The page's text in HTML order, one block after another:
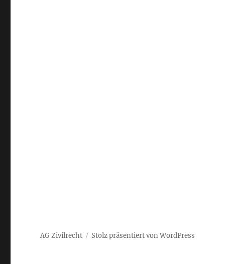
AG Zivilrecht Stolz präsentiert von WordPress